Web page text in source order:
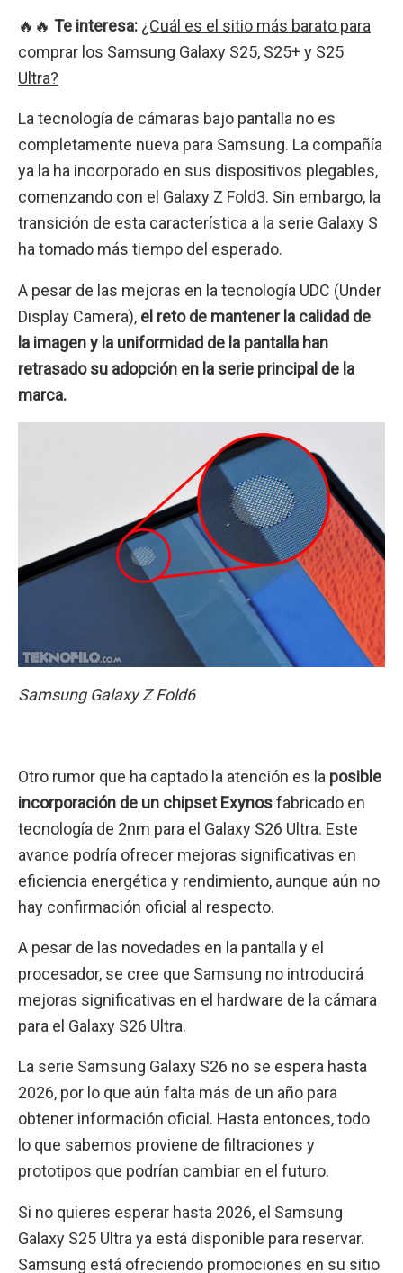
🔥🔥 Te interesa: ¿Cuál es el sitio más barato para
comprar los Samsung Galaxy S25, S25+ y S25
Ultra?
La tecnología de cámaras bajo pantalla no es
completamente nueva para Samsung. La compañía
ya la ha incorporado en sus dispositivos plegables,
comenzando con el Galaxy Z Fold3. Sin embargo, la
transición de esta característica a la serie Galaxy S
ha tomado más tiempo del esperado.
A pesar de las mejoras en la tecnología UDC (Under
Display Camera), el reto de mantener la calidad de
la imagen y la uniformidad de la pantalla han
retrasado su adopción en la serie principal de la
marca.
Samsung Galaxy Z Fold6
Otro rumor que ha captado la atención es la posible
incorporación de un chipset Exynosfabricado en
tecnología de 2nm para el Galaxy S26 Ultra. Este
avance podría ofrecer mejoras significativas en
eficiencia energética y rendimiento, aunque aún no
hay confirmación oficial al respecto.
A pesar de las novedades en la pantalla y el
procesador, se cree que Samsung no introducirá
mejoras significativas en el hardware de la cámara
para el Galaxy S26 Ultra.
La serie Samsung Galaxy S26 no se espera hasta
2026, por lo que aún falta más de un año para
obtener información oficial. Hasta entonces, todo
lo que sabemos proviene de filtraciones y
prototipos que podrían cambiar en el futuro.
Si no quieres esperar hasta 2026, el Samsung
Galaxy S25 Ultra ya está disponible para reservar.
Samsung está ofreciendo promociones en su sitio